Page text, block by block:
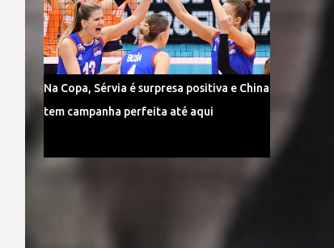
Na Copa, Sérvia é surpresa positiva e China
tem campanha perfeita até aqui